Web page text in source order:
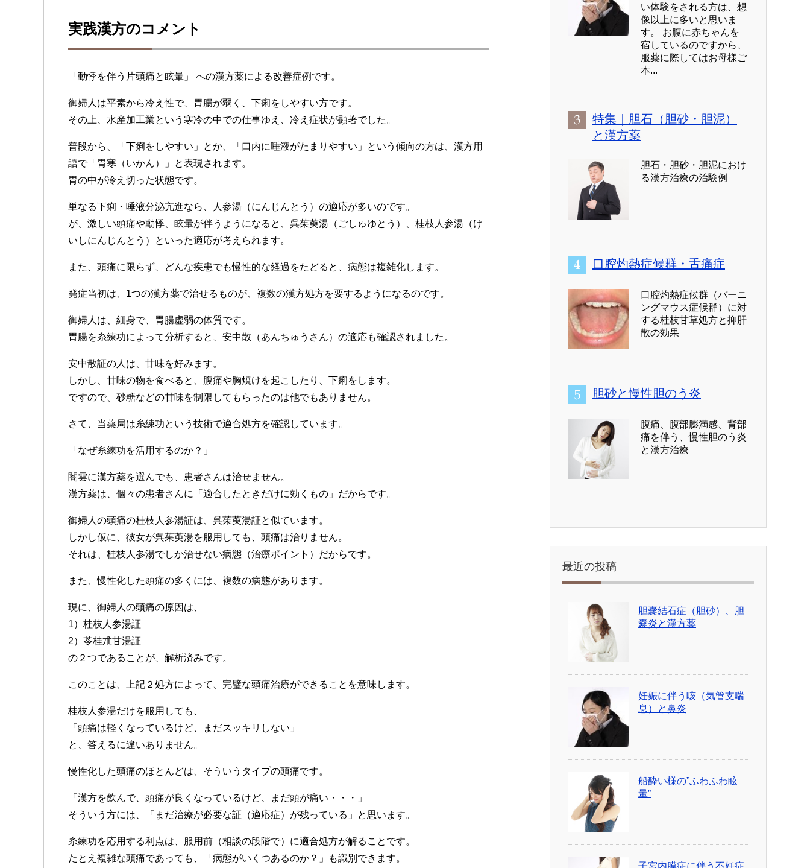
実践漢方のコメント
「動悸を伴う片頭痛と眩暈」 への漢方薬による改善症例です。
御婦人は平素から冷え性で、胃腸が弱く、下痢をしやすい方です。
その上、水産加工業という寒冷の中での仕事ゆえ、冷え症状が顕著でした。
普段から、「下痢をしやすい」とか、「口内に唾液がたまりやすい」という傾向の方は、漢方用
語で「胃寒（いかん）」と表現されます。
胃の中が冷え切った状態です。
単なる下痢・唾液分泌亢進なら、人参湯（にんじんとう）の適応が多いのです。
が、激しい頭痛や動悸、眩暈が伴うようになると、呉茱萸湯（ごしゅゆとう）、桂枝人参湯（け
いしにんじんとう）といった適応が考えられます。
また、頭痛に限らず、どんな疾患でも慢性的な経過をたどると、病態は複雑化します。
発症当初は、1つの漢方薬で治せるものが、複数の漢方処方を要するようになるのです。
御婦人は、細身で、胃腸虚弱の体質です。
胃腸を糸練功によって分析すると、安中散（あんちゅうさん）の適応も確認されました。
安中散証の人は、甘味を好みます。
しかし、甘味の物を食べると、腹痛や胸焼けを起こしたり、下痢をします。
ですので、砂糖などの甘味を制限してもらったのは他でもありません。
さて、当薬局は糸練功という技術で適合処方を確認しています。
「なぜ糸練功を活用するのか？」
闇雲に漢方薬を選んでも、患者さんは治せません。
漢方薬は、個々の患者さんに「適合したときだけに効くもの」だからです。
御婦人の頭痛の桂枝人参湯証は、呉茱萸湯証と似ています。
しかし仮に、彼女が呉茱萸湯を服用しても、頭痛は治りません。
それは、桂枝人参湯でしか治せない病態（治療ポイント）だからです。
また、慢性化した頭痛の多くには、複数の病態があります。
現に、御婦人の頭痛の原因は、
1）桂枝人参湯証
2）苓桂朮甘湯証
の２つであることが、解析済みです。
このことは、上記２処方によって、完璧な頭痛治療ができることを意味します。
桂枝人参湯だけを服用しても、
「頭痛は軽くなっているけど、まだスッキリしない」
と、答えるに違いありません。
慢性化した頭痛のほとんどは、そういうタイプの頭痛です。
「漢方を飲んで、頭痛が良くなっているけど、まだ頭が痛い・・・」
そういう方には、「まだ治療が必要な証（適応症）が残っている」と思います。
糸練功を応用する利点は、服用前（相談の段階で）に適合処方が解ることです。
たとえ複雑な頭痛であっても、「病態がいくつあるのか？」も識別できます。
い体験をされる方は、想
像以上に多いと思いま
す。 お腹に赤ちゃんを
宿しているのですから、
服薬に際してはお母様ご
本...
特集｜胆石（胆砂・胆泥）
と漢方薬
胆石・胆砂・胆泥におけ
る漢方治療の治験例
口腔灼熱症候群・舌痛症
口腔灼熱症候群（バーニ
ングマウス症候群）に対
する桂枝甘草処方と抑肝
散の効果
胆砂と慢性胆のう炎
腹痛、腹部膨満感、背部
痛を伴う、慢性胆のう炎
と漢方治療
最近の投稿
胆嚢結石症（胆砂）、胆
嚢炎と漢方薬
妊娠に伴う咳（気管支喘
息）と鼻炎
船酔い様の”ふわふわ眩
暈”
子宮内膜症に伴う不妊症